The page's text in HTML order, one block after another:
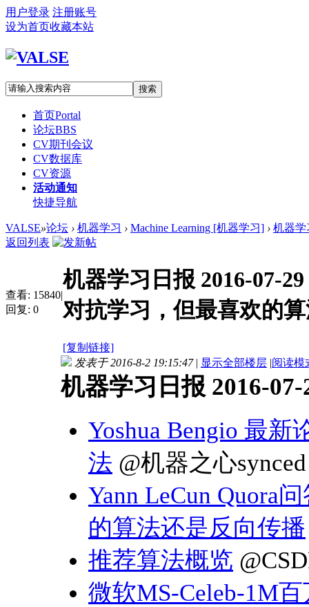
用户登录 注册账号
设为首页收藏本站
搜索
首页Portal
论坛BBS
CV期刊会议
CV数据库
CV资源
活动通知
快捷导航
VALSE»论坛 › 机器学习 › Machine Learning [机器学习] › 机器学
返回列表
查看: 15840|
回复: 0
机器学习日报 2016-07-
对抗学习，但最喜欢的
[复制链接]
发表于 2016-8-2 19:15:47 | 显示全部楼层 |阅读模
机器学习日报 2016-07-
Yoshua Bengio 最
法 @机器之心synced
Yann LeCun Quora
的算法还是反向传播
推荐算法概览
微软MS-Celeb-1M